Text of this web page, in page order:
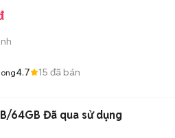
4.7 15 đã bán
64GB Đã qua sử dụng